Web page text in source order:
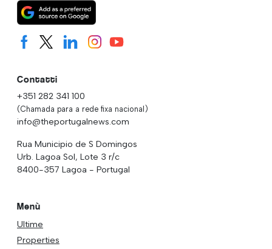
Contatti
+351 282 341 100
(Chamada para a rede fixa nacional)
info@theportugalnews.com
Rua Municipio de S Domingos
Urb. Lagoa Sol, Lote 3 r/c
8400-357 Lagoa - Portugal
Menù
Ultime
Properties